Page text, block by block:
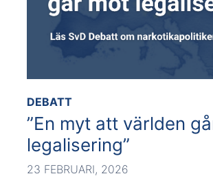
DEBATT
”En myt att världen
legalisering”
23 FEBRUARI, 2026